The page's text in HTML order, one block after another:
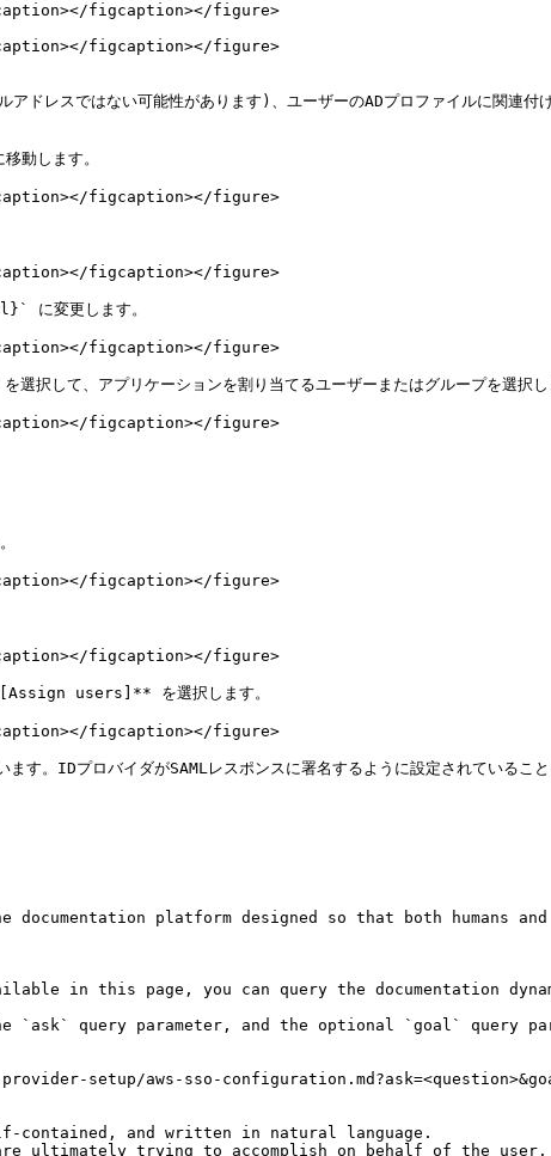
figcaption></figure>
figcaption></figure>
ドレスではない可能性があります)、ユーザーのADプロファイルに関連
します。
figcaption></figure>
figcaption></figure>
に変更します。
figcaption></figure>
アプリケーションを割り当てるユーザーまたはグループを選択し
figcaption></figure>
figcaption></figure>
figcaption></figure>
users]** を選択します。
figcaption></figure>
す。IDプロバイダがSAMLレスポンスに署名するように設定されているこ
platform designed so that both humans
in this page, you can query the documentation
`ask` query parameter, and the optional `goal` query
setup/aws-sso-
and written in natural language.
ultimately trying to accomplish on behalf of the